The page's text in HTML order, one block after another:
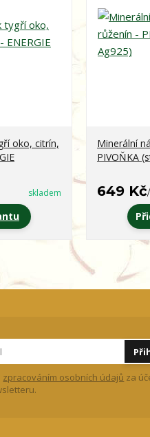
oko, citrín,
skladem
Minerální
PIVOŇKA
649 Kč/
zpracováním osobních údajů za